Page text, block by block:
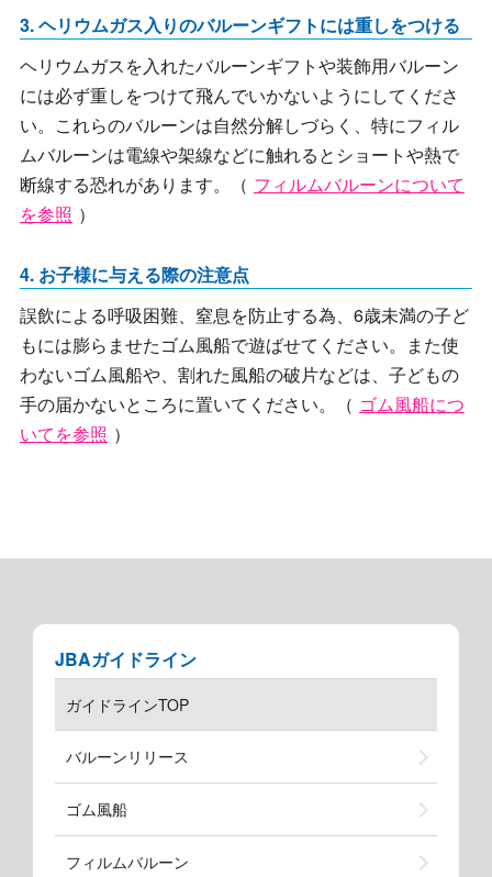
3. ヘリウムガス入りのバルーンギフトには重しをつける
ヘリウムガスを入れたバルーンギフトや装飾用バルーン
には必ず重しをつけて飛んでいかないようにしてくださ
い。これらのバルーンは自然分解しづらく、特にフィル
ムバルーンは電線や架線などに触れるとショートや熱で
断線する恐れがあります。（ フィルムバルーンについて
を参照 ）
4. お子様に与える際の注意点
誤飲による呼吸困難、窒息を防止する為、6歳未満の子ど
もには膨らませたゴム風船で遊ばせてください。また使
わないゴム風船や、割れた風船の破片などは、子どもの
手の届かないところに置いてください。（ ゴム風船につ
いてを参照 ）
JBAガイドライン
ガイドラインTOP
バルーンリリース
ゴム風船
フィルムバルーン